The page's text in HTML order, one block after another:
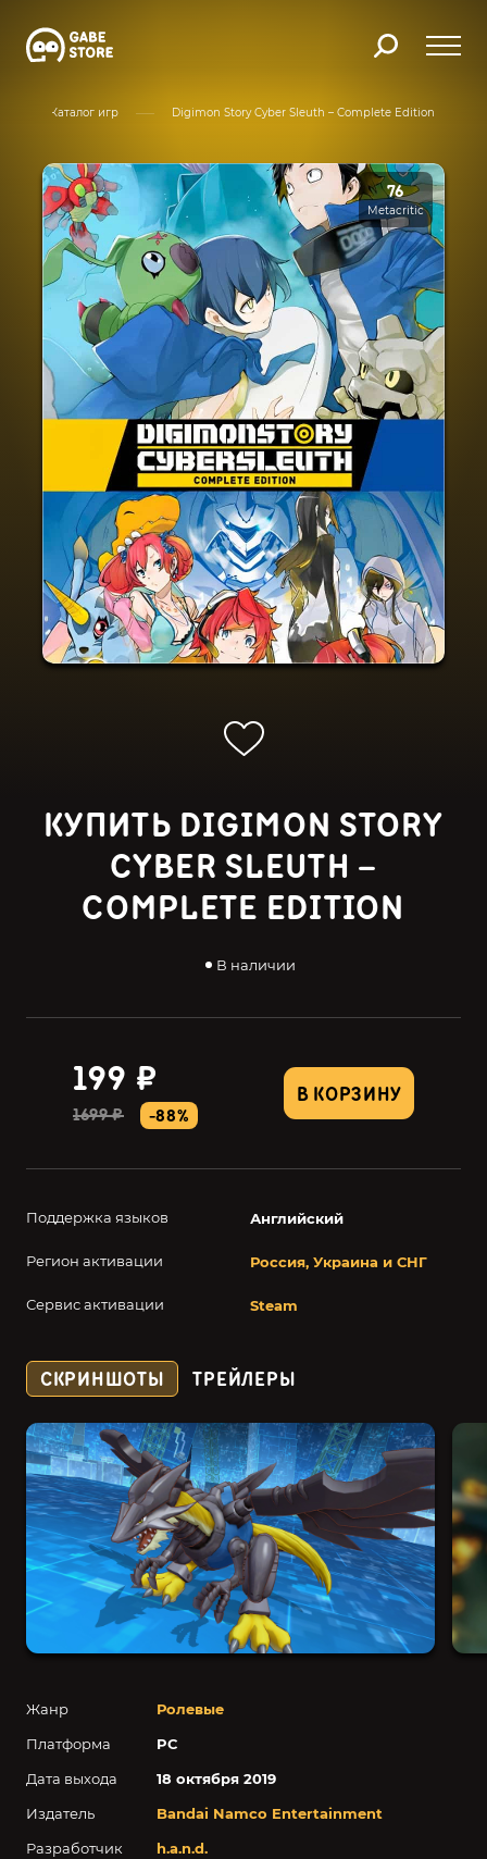
Каталог игр Digimon Story Cyber Sleuth – Complete Edition
76
Metacritic
КУПИТЬ DIGIMON STORY
CYBER SLEUTH –
COMPLETE EDITION
В наличии
В КОРЗИНУ
199 ₽
1699 ₽ -88%
Поддержка языков Английский
Регион активации Россия, Украина и СНГ
Сервис активации Steam
Жанр
Ролевые
Платформа
PC
Дата выхода
18 октября 2019
Издатель
Bandai Namco Entertainment
Разработчик
h.a.n.d.
СКРИНШОТЫ ТРЕЙЛЕРЫ